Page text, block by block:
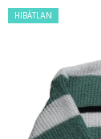
HIBÁTLAN